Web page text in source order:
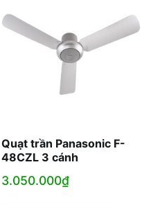
Quạt trần Panasonic F-
48CZL 3 cánh
3.050.000₫